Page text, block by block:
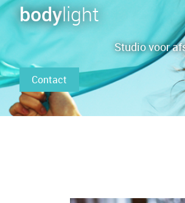
bodylight
Studio voor
Contact